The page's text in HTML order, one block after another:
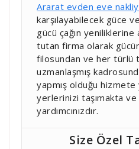
Ararat evden eve
karşılayabilecek güce
gücü çağın
tutan firma olarak
filosundan ve her türlü
uzmanlaşmış
yapmış olduğu
yerlerinizi taşımakta
yardımcınızdır.
Size Özel